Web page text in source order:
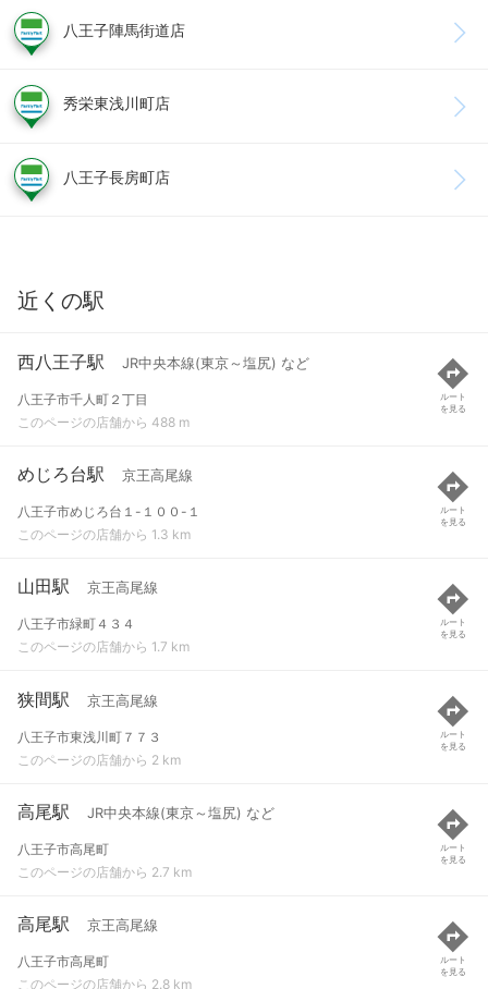
八王子陣馬街道店
秀栄東浅川町店
八王子長房町店
近くの駅
西八王子駅 JR中央本線(東京～塩尻) など
八王子市千人町２丁目
このページの店舗から 488 m
ルート
を見る
めじろ台駅 京王高尾線
八王子市めじろ台１-１００-１
このページの店舗から 1.3 km
ルート
を見る
山田駅 京王高尾線
八王子市緑町４３４
このページの店舗から 1.7 km
ルート
を見る
狭間駅 京王高尾線
八王子市東浅川町７７３
このページの店舗から 2 km
ルート
を見る
高尾駅 JR中央本線(東京～塩尻) など
八王子市高尾町
このページの店舗から 2.7 km
ルート
を見る
高尾駅 京王高尾線
八王子市高尾町
このページの店舗から 2.8 km
ルート
を見る